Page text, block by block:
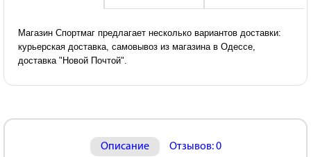
Магазин Спортмаг предлагает несколько вариантов доставки:
курьерская доставка, самовывоз из магазина в Одессе,
доставка "Новой Почтой".
Описание Отзывов: 0